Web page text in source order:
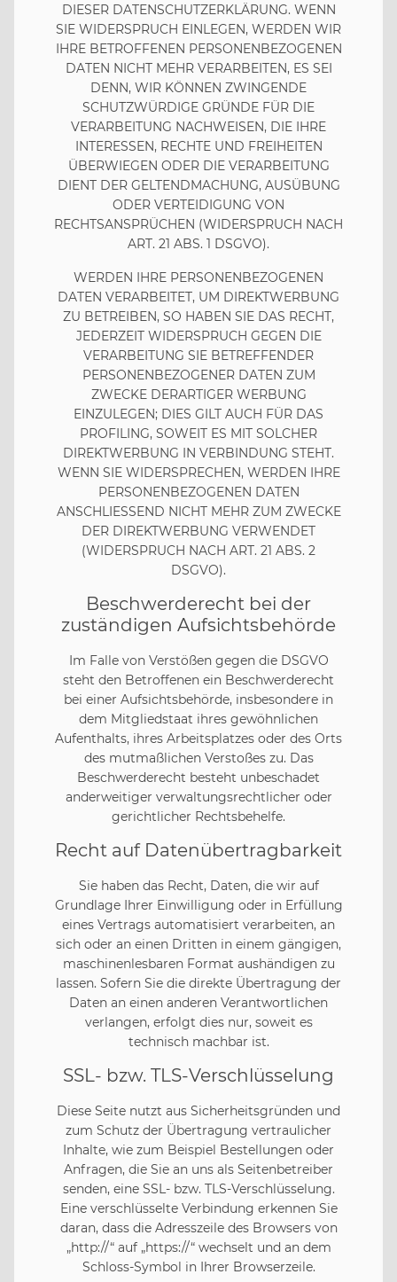
DIESER DATENSCHUTZERKLÄRUNG. WENN
SIE WIDERSPRUCH EINLEGEN, WERDEN WIR
IHRE BETROFFENEN PERSONENBEZOGENEN
DATEN NICHT MEHR VERARBEITEN, ES SEI
DENN, WIR KÖNNEN ZWINGENDE
SCHUTZWÜRDIGE GRÜNDE FÜR DIE
VERARBEITUNG NACHWEISEN, DIE IHRE
INTERESSEN, RECHTE UND FREIHEITEN
ÜBERWIEGEN ODER DIE VERARBEITUNG
DIENT DER GELTENDMACHUNG, AUSÜBUNG
ODER VERTEIDIGUNG VON
RECHTSANSPRÜCHEN (WIDERSPRUCH NACH
ART. 21 ABS. 1 DSGVO).
WERDEN IHRE PERSONENBEZOGENEN
DATEN VERARBEITET, UM DIREKTWERBUNG
ZU BETREIBEN, SO HABEN SIE DAS RECHT,
JEDERZEIT WIDERSPRUCH GEGEN DIE
VERARBEITUNG SIE BETREFFENDER
PERSONENBEZOGENER DATEN ZUM
ZWECKE DERARTIGER WERBUNG
EINZULEGEN; DIES GILT AUCH FÜR DAS
PROFILING, SOWEIT ES MIT SOLCHER
DIREKTWERBUNG IN VERBINDUNG STEHT.
WENN SIE WIDERSPRECHEN, WERDEN IHRE
PERSONENBEZOGENEN DATEN
ANSCHLIESSEND NICHT MEHR ZUM ZWECKE
DER DIREKTWERBUNG VERWENDET
(WIDERSPRUCH NACH ART. 21 ABS. 2
DSGVO).
Beschwerde­recht bei der
zuständigen Aufsichts­behörde
Im Falle von Verstößen gegen die DSGVO
steht den Betroffenen ein Beschwerderecht
bei einer Aufsichtsbehörde, insbesondere in
dem Mitgliedstaat ihres gewöhnlichen
Aufenthalts, ihres Arbeitsplatzes oder des Orts
des mutmaßlichen Verstoßes zu. Das
Beschwerderecht besteht unbeschadet
anderweitiger verwaltungsrechtlicher oder
gerichtlicher Rechtsbehelfe.
Recht auf Daten­übertrag­barkeit
Sie haben das Recht, Daten, die wir auf
Grundlage Ihrer Einwilligung oder in Erfüllung
eines Vertrags automatisiert verarbeiten, an
sich oder an einen Dritten in einem gängigen,
maschinenlesbaren Format aushändigen zu
lassen. Sofern Sie die direkte Übertragung der
Daten an einen anderen Verantwortlichen
verlangen, erfolgt dies nur, soweit es
technisch machbar ist.
SSL- bzw. TLS-Verschlüsselung
Diese Seite nutzt aus Sicherheitsgründen und
zum Schutz der Übertragung vertraulicher
Inhalte, wie zum Beispiel Bestellungen oder
Anfragen, die Sie an uns als Seitenbetreiber
senden, eine SSL- bzw. TLS-Verschlüsselung.
Eine verschlüsselte Verbindung erkennen Sie
daran, dass die Adresszeile des Browsers von
„http://“ auf „https://“ wechselt und an dem
Schloss-Symbol in Ihrer Browserzeile.